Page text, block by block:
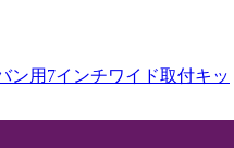
ン用7インチワイド取付キッ